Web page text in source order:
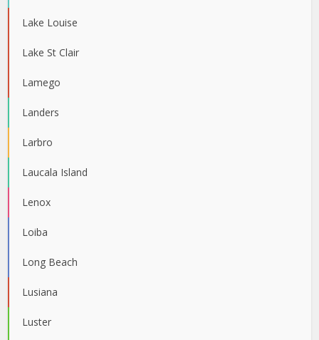
Lake Louise
Lake St Clair
Lamego
Landers
Larbro
Laucala Island
Lenox
Loiba
Long Beach
Lusiana
Luster